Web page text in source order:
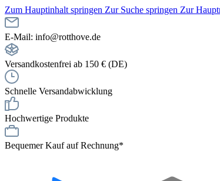
Zum Hauptinhalt springen Zur Suche springen Zur
E-Mail: info@rotthove.de
Versandkostenfrei ab 150 € (DE)
Schnelle Versandabwicklung
Hochwertige Produkte
Bequemer Kauf auf Rechnung*